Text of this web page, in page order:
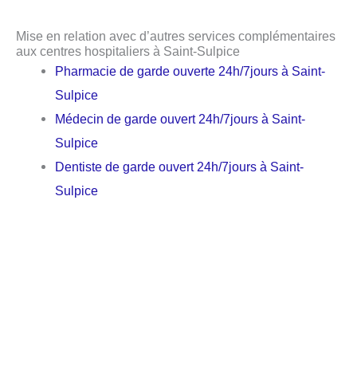
Mise en relation avec d’autres services complémentaires
aux centres hospitaliers à Saint-Sulpice
Pharmacie de garde ouverte 24h/7jours à Saint-
Sulpice
Médecin de garde ouvert 24h/7jours à Saint-
Sulpice
Dentiste de garde ouvert 24h/7jours à Saint-
Sulpice